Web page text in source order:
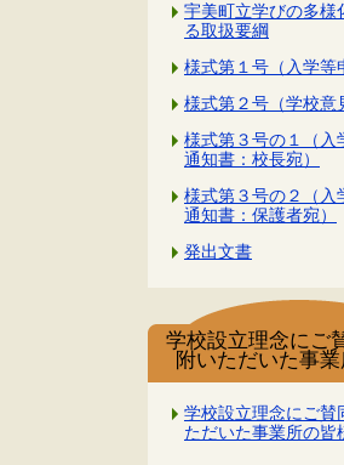
宇美町立学びの多様
る取扱要綱
様式第１号（入学等
様式第２号（学校意
様式第３号の１（入
通知書：校長宛）
様式第３号の２（入
通知書：保護者宛）
発出文書
学校設立理念にご
附いただいた事
学校設立理念にご賛
ただいた事業所の皆